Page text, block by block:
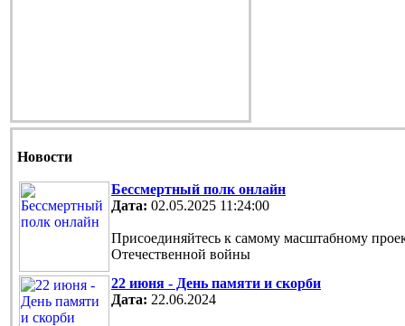
Новости
Бессмертный полк онлайн
Дата: 02.05.2025 11:24:00
Присоединяйтесь к самому масштабному
Отечественной войны
22 июня - День памяти и скорби
Дата: 22.06.2024